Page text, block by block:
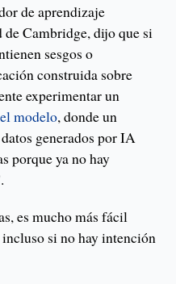
de aprendizaje
Cambridge, dijo que si
sesgos o
construida sobre
experimentar un
modelo, donde un
generados por IA
porque ya no hay
es mucho más fácil
si no hay intención